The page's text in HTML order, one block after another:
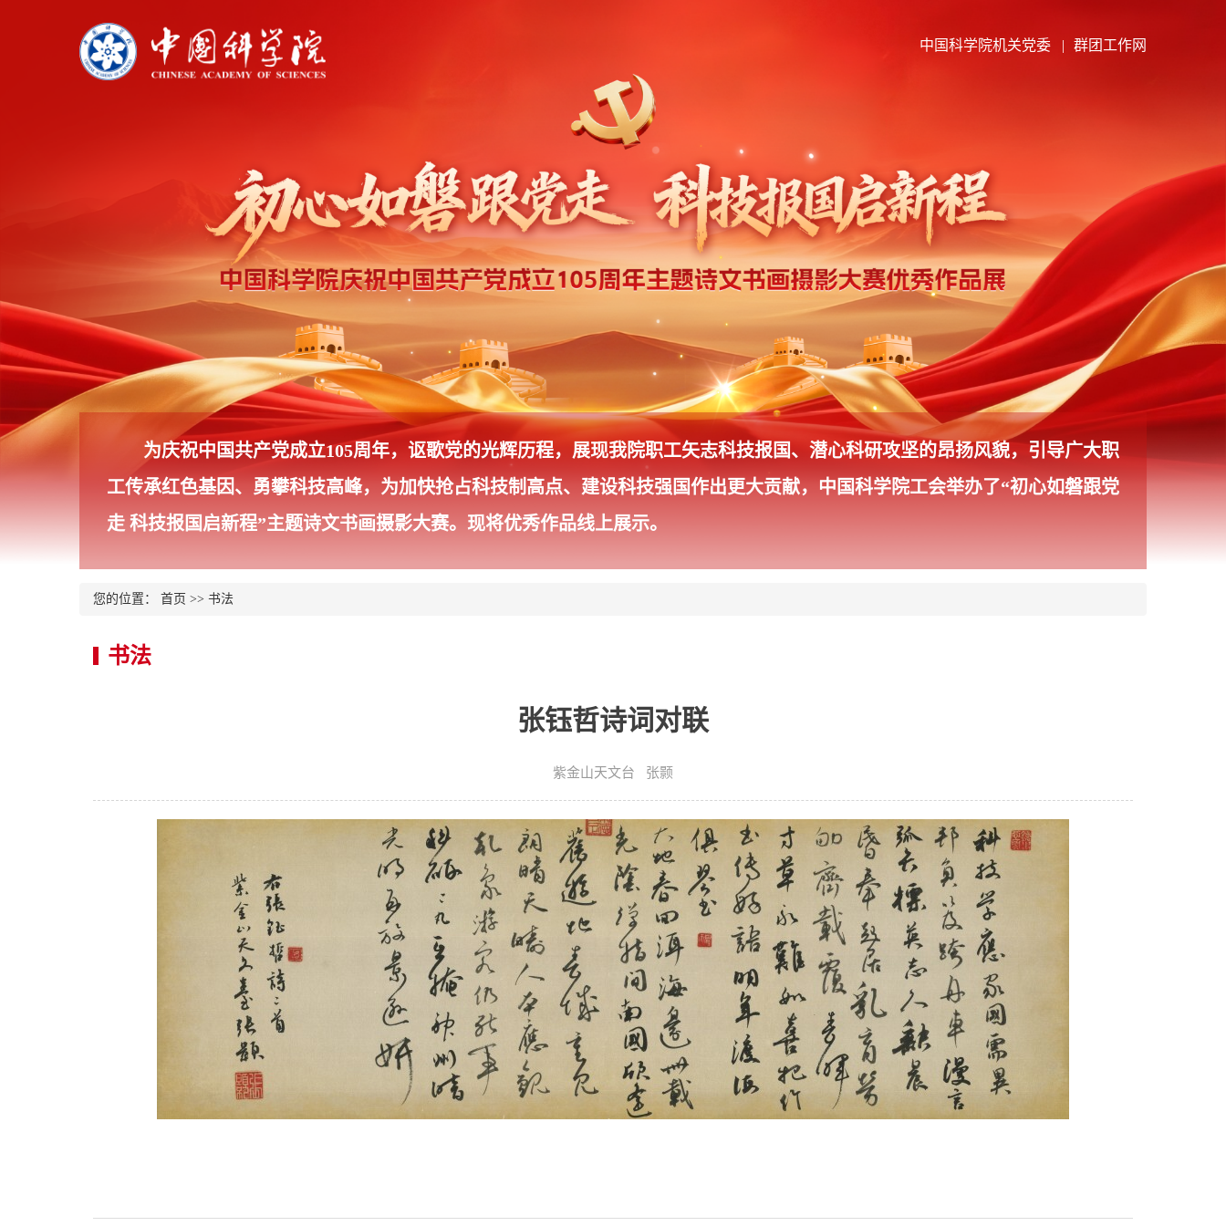
中国科学院机关党委 | 群团工作网
为庆祝中国共产党成立105周年，讴歌党的光辉历程，展现我院职工矢志科技报国、潜心科研攻坚的昂扬风貌，引导广大职
工传承红色基因、勇攀科技高峰，为加快抢占科技制高点、建设科技强国作出更大贡献，中国科学院工会举办了“初心如磐跟党
走 科技报国启新程”主题诗文书画摄影大赛。现将优秀作品线上展示。
您的位置： 首页 >> 书法
书法
张钰哲诗词对联
紫金山天文台 张颢